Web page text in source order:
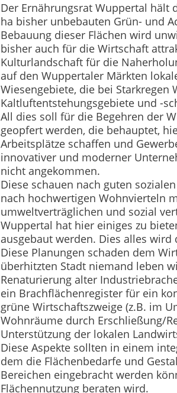
Der Ernährungsrat Wuppertal hält
ha bisher unbebauten Grün- und
Bebauung dieser Flächen wird
bisher auch für die Wirtschaft
Kulturlandschaft für die
auf den Wuppertaler Märkten
Wiesengebiete, die bei
Kaltluftentstehungsgebiete und -
All dies soll für die Begehren der
geopfert werden, die behauptet,
Arbeitsplätze schaffen und
innovativer und moderner
nicht angekommen.
Diese schauen nach guten
nach hochwertigen Wohnvierteln
umweltverträglichen und sozial
Wuppertal hat hier einiges zu
ausgebaut werden. Dies alles
Diese Planungen schaden dem
überhitzten Stadt niemand leben
Renaturierung alter
ein Brachflächenregister für ein
grüne Wirtschaftszweige (z.B. im
Wohnräume durch Erschließung/
Unterstützung der lokalen
Diese Aspekte sollten in einem
dem die Flächenbedarfe und
Bereichen eingebracht werden
Flächennutzung beraten wird.